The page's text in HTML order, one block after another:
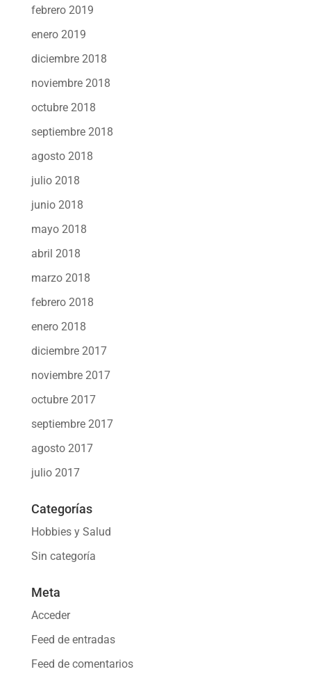
febrero 2019
enero 2019
diciembre 2018
noviembre 2018
octubre 2018
septiembre 2018
agosto 2018
julio 2018
junio 2018
mayo 2018
abril 2018
marzo 2018
febrero 2018
enero 2018
diciembre 2017
noviembre 2017
octubre 2017
septiembre 2017
agosto 2017
julio 2017
Categorías
Hobbies y Salud
Sin categoría
Meta
Acceder
Feed de entradas
Feed de comentarios